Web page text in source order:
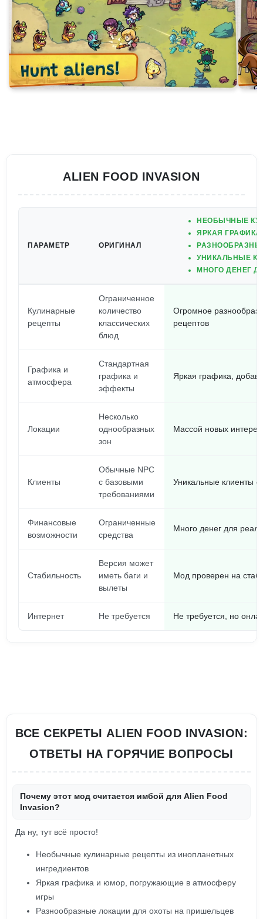
ALIEN FOOD INVASION
ПАРАМЕТР ОРИГИНАЛ
НЕОБЫЧНЫЕ
ЯРКАЯ
УНИКАЛЬНЫЕ
МНОГО ДЕНЕГ
Кулинарные
рецепты
Ограниченное
количество
классических
блюд
Огромное
рецептов
Графика и
атмосфера
Стандартная
графика и
эффекты
Яркая графика,
Локации
Несколько
однообразных
зон
Массой новых
Клиенты
Обычные NPC
с базовыми
требованиями
Уникальные клиенты
Финансовые
возможности
Ограниченные
средства
Много денег для
Стабильность
Версия может
иметь баги и
вылеты
Мод проверен на
Интернет Не требуется Не требуется, но
ВСЕ СЕКРЕТЫ ALIEN FOOD INVASION:
ОТВЕТЫ НА ГОРЯЧИЕ ВОПРОСЫ
Почему этот мод считается имбой для Alien Food
Invasion?
Да ну, тут всё просто!
Необычные кулинарные рецепты из инопланетных
ингредиентов
Яркая графика и юмор, погружающие в атмосферу
игры
Разнообразные локации для охоты на пришельцев